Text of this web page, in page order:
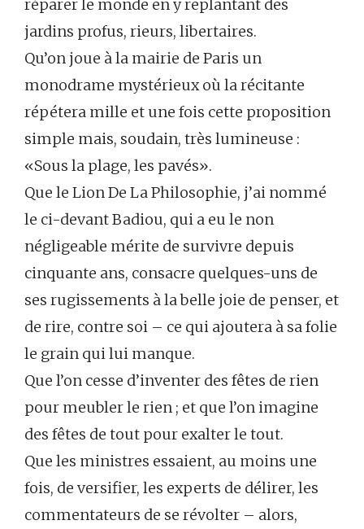
réparer le monde en y replantant des
jardins profus, rieurs, libertaires.
Qu’on joue à la mairie de Paris un
monodrame mystérieux où la récitante
répétera mille et une fois cette proposition
simple mais, soudain, très lumineuse :
«Sous la plage, les pavés».
Que le Lion De La Philosophie, j’ai nommé
le ci-devant Badiou, qui a eu le non
négligeable mérite de survivre depuis
cinquante ans, consacre quelques-uns de
ses rugissements à la belle joie de penser, et
de rire, contre soi – ce qui ajoutera à sa folie
le grain qui lui manque.
Que l’on cesse d’inventer des fêtes de rien
pour meubler le rien ; et que l’on imagine
des fêtes de tout pour exalter le tout.
Que les ministres essaient, au moins une
fois, de versifier, les experts de délirer, les
commentateurs de se révolter – alors,